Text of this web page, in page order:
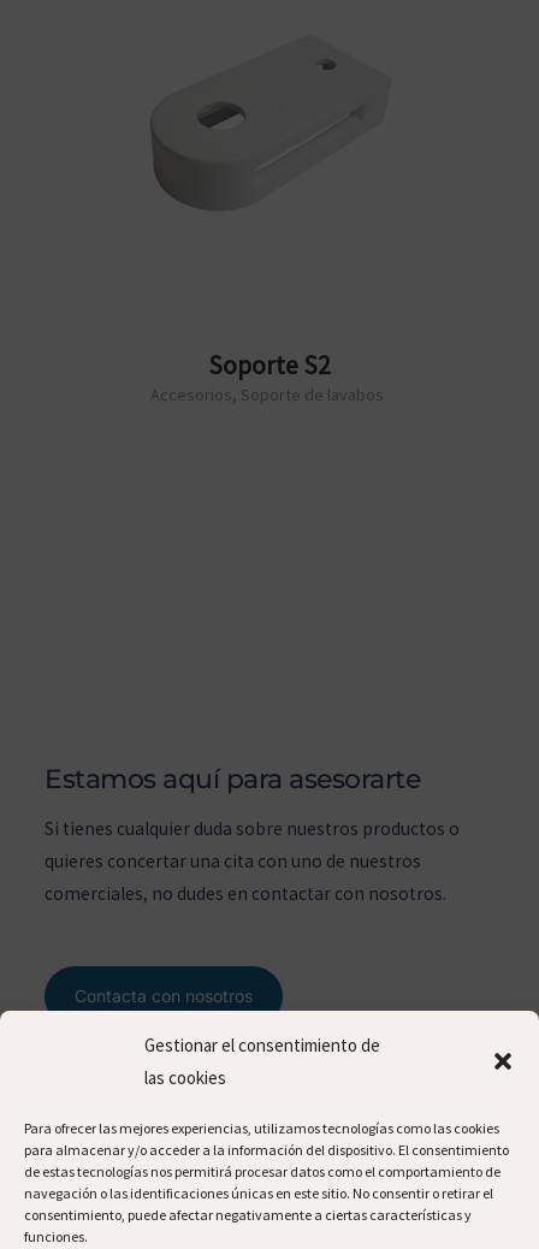
Gestionar el consentimiento de
las cookies
Para ofrecer las mejores experiencias, utilizamos tecnologías como las cookies
para almacenar y/o acceder a la información del dispositivo. El consentimiento
de estas tecnologías nos permitirá procesar datos como el comportamiento de
navegación o las identificaciones únicas en este sitio. No consentir o retirar el
consentimiento, puede afectar negativamente a ciertas características y
funciones.
Soporte S2
Accesorios, Soporte de lavabos
Estamos aquí para asesorarte
Si tienes cualquier duda sobre nuestros productos o
quieres concertar una cita con uno de nuestros
comerciales, no dudes en contactar con nosotros.
Contacta con nosotros
contacto
c/ Bras del Alter, 54. 46469, Beniparrell (Valencia -